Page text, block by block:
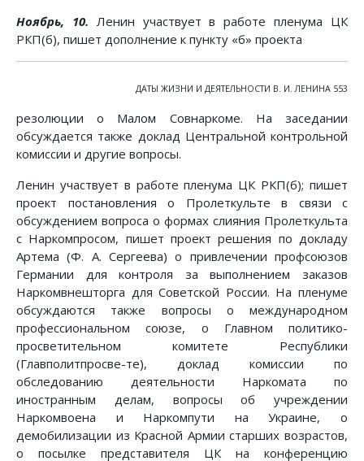
Ноябрь, 10. Ленин участвует в работе пленума ЦК
РКП(б), пишет дополнение к пункту «б» проекта
ДАТЫ ЖИЗНИ И ДЕЯТЕЛЬНОСТИ В. И. ЛЕНИНА 553
резолюции о Малом Совнаркоме. На заседании
обсуждается также доклад Центральной контрольной
комиссии и другие вопросы.
Ленин участвует в работе пленума ЦК РКП(б); пишет
проект постановления о Пролеткульте в связи с
обсуждением вопроса о формах слияния Пролеткульта
с Наркомпросом, пишет проект решения по докладу
Артема (Ф. А. Сергеева) о привлечении профсоюзов
Германии для контроля за выполнением заказов
Наркомвнешторга для Советской России. На пленуме
обсуждаются также вопросы о международном
профессиональном союзе, о Главном политико-
просветительном комитете Республики
(Главполитпросве-те), доклад комиссии по
обследованию деятельности Наркомата по
иностранным делам, вопросы об учреждении
Наркомвоена и Наркомпути на Украине, о
демобилизации из Красной Армии старших возрастов,
о посылке представителя ЦК на конференцию